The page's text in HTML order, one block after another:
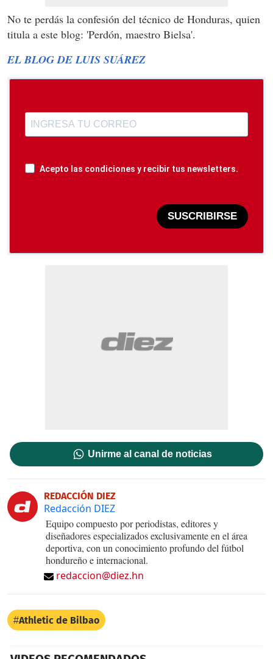
No te perdás la confesión del técnico de Honduras, quien
titula a este blog: 'Perdón, maestro Bielsa'.
EL BLOG DE LUIS SUÁREZ
Acepto las condiciones y recibir tus newsletters.
SUSCRIBIRSE
Unirme al canal de noticias
REDACCIÓN DIEZ
Redacción DIEZ
Equipo compuesto por periodistas, editores y
diseñadores especializados exclusivamente en el área
deportiva, con un conocimiento profundo del fútbol
hondureño e internacional.
redaccion@diez.hn
Athletic de Bilbao